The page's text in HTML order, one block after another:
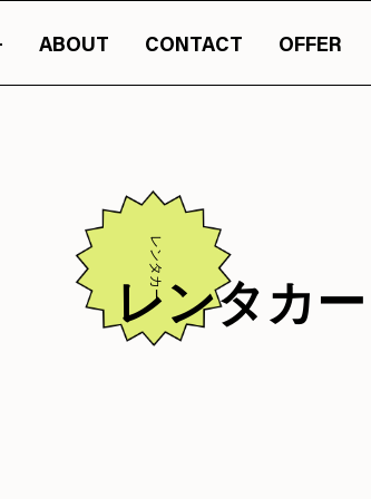
ABOUT CONTACT OFFER
たカルチャーマガジン『JASSY』のオンライン版です。
レンタカー
レンタカー